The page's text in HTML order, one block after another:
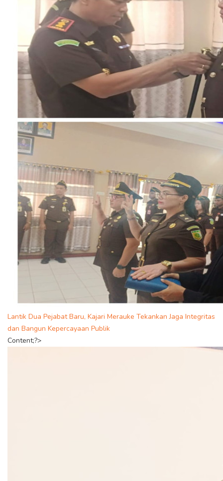
Lantik Dua Pejabat Baru, Kajari Merauke Tekankan Jaga Integritas
dan Bangun Kepercayaan Publik
Content;?>